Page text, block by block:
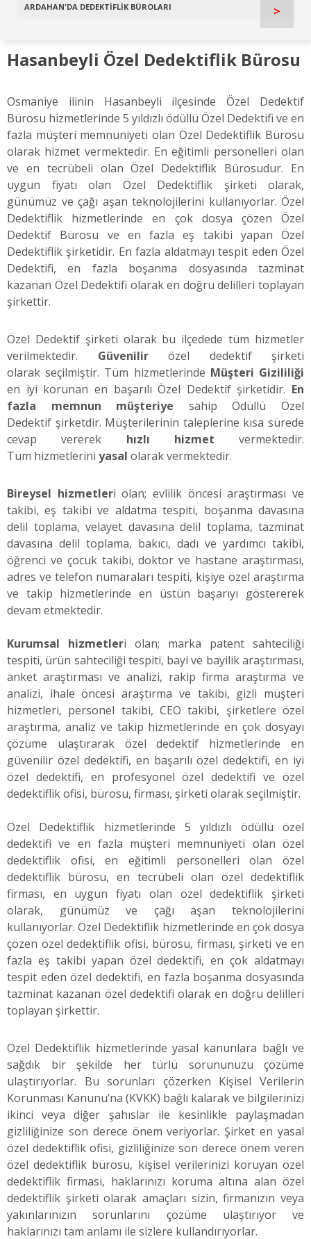
ARDAHAN'DA DEDEKTİFLİK BÜROLARI >
Hasanbeyli Özel Dedektiflik Bürosu
Osmaniye ilinin Hasanbeyli ilçesinde Özel Dedektif
Bürosu hizmetlerinde 5 yıldızlı ödüllü Özel Dedektifi ve en
fazla müşteri memnuniyeti olan Özel Dedektiflik Bürosu
olarak hizmet vermektedir. En eğitimli personelleri olan
ve en tecrübeli olan Özel Dedektiflik Bürosudur. En
uygun fiyatı olan Özel Dedektiflik şirketi olarak,
günümüz ve çağı aşan teknolojilerini kullanıyorlar. Özel
Dedektiflik hizmetlerinde en çok dosya çözen Özel
Dedektif Bürosu ve en fazla eş takibi yapan Özel
Dedektiflik şirketidir. En fazla aldatmayı tespit eden Özel
Dedektifi, en fazla boşanma dosyasında tazminat
kazanan Özel Dedektifi olarak en doğru delilleri toplayan
şirkettir.
Özel Dedektif şirketi olarak bu ilçedede tüm hizmetler
verilmektedir. Güvenilirözel dedektif şirketi
olarak seçilmiştir. Tüm hizmetlerinde Müşteri Gizililiği
en iyi korunan en başarılı Özel Dedektif şirketidir. En
fazla memnun müşteriye sahip Ödüllü Özel
Dedektif şirketdir. Müşterilerinin taleplerine kısa sürede
cevap vererek hızlı hizmet vermektedir.
Tüm hizmetlerini yasal olarak vermektedir.
Bireysel hizmetleri olan; evlilik öncesi araştırması ve
takibi, eş takibi ve aldatma tespiti, boşanma davasına
delil toplama, velayet davasına delil toplama, tazminat
davasına delil toplama, bakıcı, dadı ve yardımcı takibi,
öğrenci ve çocuk takibi, doktor ve hastane araştırması,
adres ve telefon numaraları tespiti, kişiye özel araştırma
ve takip hizmetlerinde en üstün başarıyı göstererek
devam etmektedir.
Kurumsal hizmetleri olan; marka patent sahteciliği
tespiti, ürün sahteciliği tespiti, bayi ve bayilik araştırması,
anket araştırması ve analizi, rakip firma araştırma ve
analizi, ihale öncesi araştırma ve takibi, gizli müşteri
hizmetleri, personel takibi, CEO takibi, şirketlere özel
araştırma, analiz ve takip hizmetlerinde en çok dosyayı
çözüme ulaştırarak özel dedektif hizmetlerinde en
güvenilir özel dedektifi, en başarılı özel dedektifi, en iyi
özel dedektifi, en profesyonel özel dedektifi ve özel
dedektiflik ofisi, bürosu, firması, şirketi olarak seçilmiştir.
Özel Dedektiflik hizmetlerinde 5 yıldızlı ödüllü özel
dedektifi ve en fazla müşteri memnuniyeti olan özel
dedektiflik ofisi, en eğitimli personelleri olan özel
dedektiflik bürosu, en tecrübeli olan özel dedektiflik
firması, en uygun fiyatı olan özel dedektiflik şirketi
olarak, günümüz ve çağı aşan teknolojilerini
kullanıyorlar. Özel Dedektiflik hizmetlerinde en çok dosya
çözen özel dedektiflik ofisi, bürosu, firması, şirketi ve en
fazla eş takibi yapan özel dedektifi, en çok aldatmayı
tespit eden özel dedektifi, en fazla boşanma dosyasında
tazminat kazanan özel dedektifi olarak en doğru delilleri
toplayan şirkettir.
Özel Dedektiflik hizmetlerinde yasal kanunlara bağlı ve
sağdık bir şekilde her türlü sorununuzu çözüme
ulaştırıyorlar. Bu sorunları çözerken Kişisel Verilerin
Korunması Kanunu’na (KVKK) bağlı kalarak ve bilgilerinizi
ikinci veya diğer şahıslar ile kesinlikle paylaşmadan
gizliliğinize son derece önem veriyorlar. Şirket en yasal
özel dedektiflik ofisi, gizliliğinize son derece önem veren
özel dedektiflik bürosu, kişisel verilerinizi koruyan özel
dedektiflik firması, haklarınızı koruma altına alan özel
dedektiflik şirketi olarak amaçları sizin, firmanızın veya
yakınlarınızın sorunlarını çözüme ulaştırıyor ve
haklarınızı tam anlamı ile sizlere kullandırıyorlar.